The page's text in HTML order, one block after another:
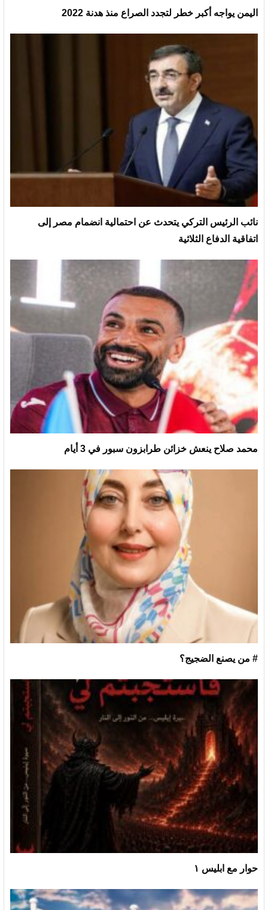
اليمن يواجه أكبر خطر لتجدد الصراع منذ هدنة 2022
نائب الرئيس التركي يتحدث عن احتمالية انضمام مصر إلى
اتفاقية الدفاع الثلاثية
محمد صلاح ينعش خزائن طرابزون سبور في 3 أيام
# من يصنع الضجيج؟
حوار مع ابليس ١